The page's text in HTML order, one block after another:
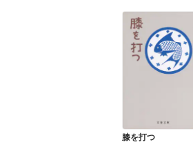
膝を打つ